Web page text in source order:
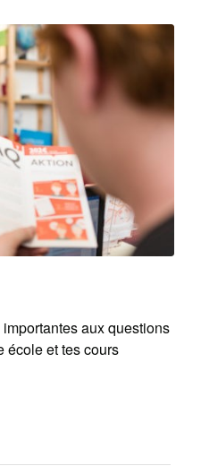
aux questions
école et tes cours